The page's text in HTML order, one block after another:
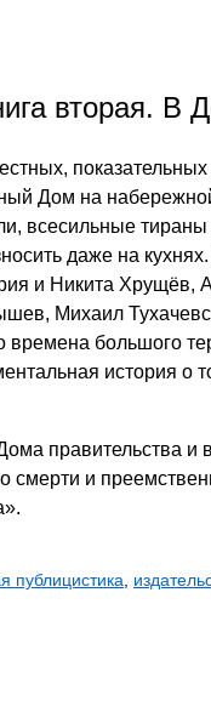
вторая. В
показательных
Дом на
всесильные тираны
даже на
и Никита Хрущёв,
Михаил
большого
история о
правительства и
смерти и
публицистика